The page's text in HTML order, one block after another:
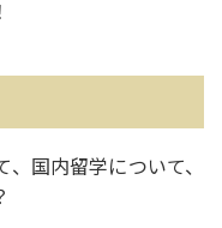
、国内留学について、